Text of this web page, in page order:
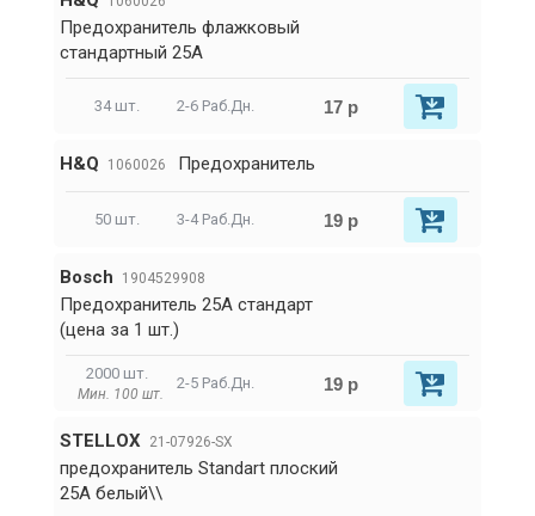
Предохранитель флажковый
стандартный 25A
34 шт. 2-6 Раб.Дн. 17 р
H&Q 1060026 Предохранитель
50 шт. 3-4 Раб.Дн. 19 р
Bosch 1904529908
Предохранитель 25A стандарт
(цена за 1 шт.)
2000 шт.
Мин. 100 шт.
2-5 Раб.Дн. 19 р
STELLOX 21-07926-SX
предохранитель Standart плоский
25A белый\\